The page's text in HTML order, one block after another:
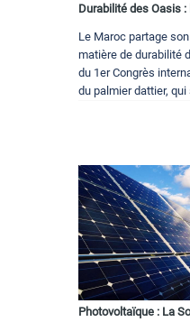
Durabilité des Oasis
Le Maroc partage
matière de durabilité
du 1er Congrès
du palmier dattier, qui
Photovoltaïque : La